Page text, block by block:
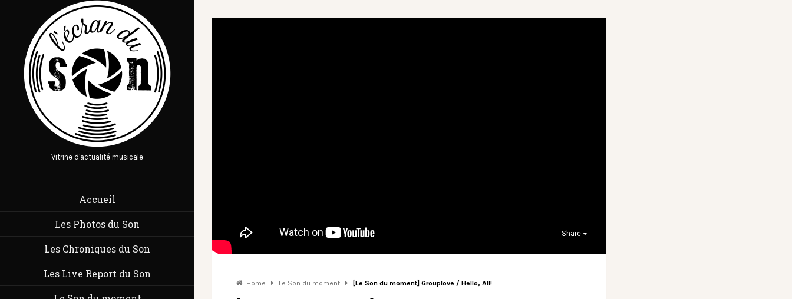
Vitrine d'actualité musicale
Accueil
Les Photos du Son
Les Chroniques du Son
Les Live Report du Son
Share
Home Le Son du moment [Le Son du moment] Grouplove / Hello, All!